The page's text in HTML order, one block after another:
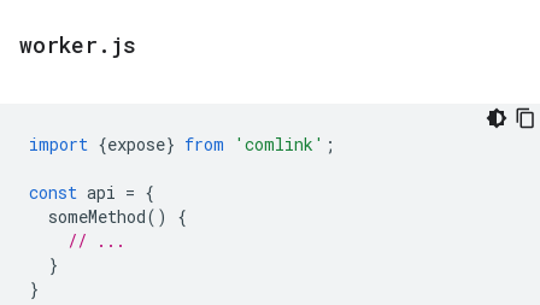
worker . js
import {expose} from 'comlink' ;
const api = {
someMethod()
{
// ...
}
}